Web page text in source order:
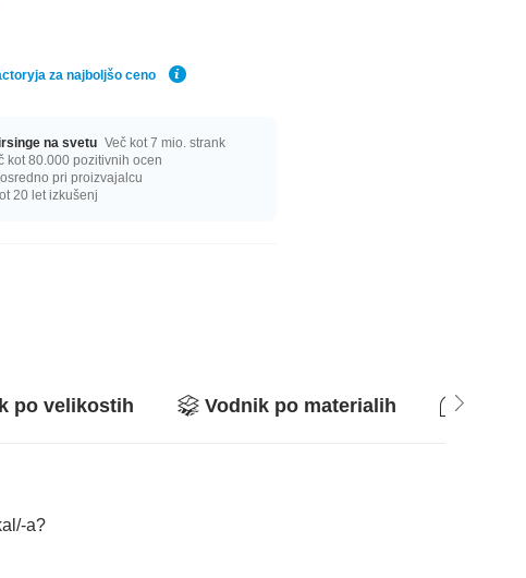
za najboljšo ceno
na svetu Več kot 7 mio. strank
kot 80.000 pozitivnih ocen
pri proizvajalcu
20 let izkušenj
po velikostih Vodnik po materialih
a?